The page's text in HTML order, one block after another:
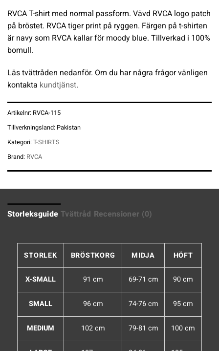
RVCA T-shirt med normal passform. Vävd RVCA logo patch
på bröstet. RVCA tiger print på ryggen. Färgen på t-shirten
är navy som RVCA kallar för moody blue. Tillverkad i 100%
bomull.
Läs tvättråden nedanför. Om du har några frågor vänligen
kontakta kundtjänst.
Artikelnr: RVCA-115
Tillverkningsland: Pakistan
Kategori:T-SHIRTS
Brand: RVCA
Storleksguide Tvättråd Recensioner (0)
STORLEK BRÖSTKORG MIDJA HÖFT
X-SMALL 91 cm 69-71 cm 90 cm
SMALL 96 cm 74-76 cm 95 cm
MEDIUM 102 cm 79-81 cm 100 cm